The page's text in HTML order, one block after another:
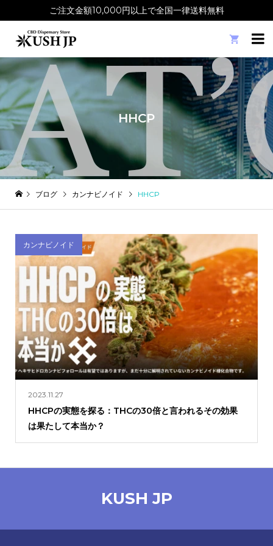
ご注文金額10,000円以上で全国一律送料無料

HHCP
ブログ カンナビノイド HHCP
2023.11.27
HHCPの実態を探る：THCの30倍と言われるその効果
は果たして本当か？
カンナビノイド
KUSH JP